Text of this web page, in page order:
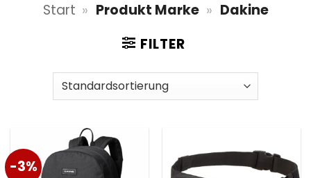
Start » Produkt Marke » Dakine
FILTER
-3%